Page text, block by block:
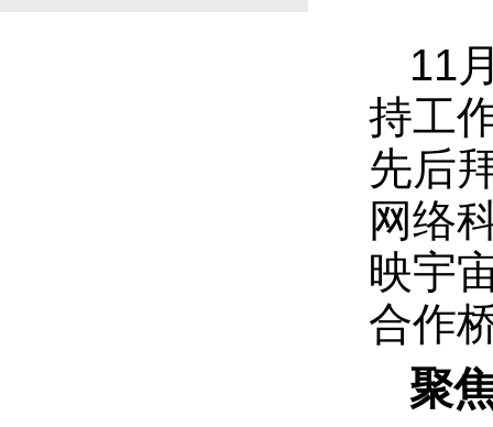
11
持工
先后
网络
映宇
合作
聚